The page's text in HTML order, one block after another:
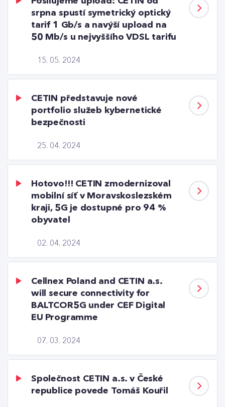
15. 05. 2024
srpna spustí symetrický optický
tarif 1 Gb/s a navýší upload na
50 Mb/s u nejvyššího VDSL tarifu
25. 04. 2024
CETIN představuje nové
portfolio služeb kybernetické
bezpečnosti
02. 04. 2024
Hotovo!!! CETIN zmodernizoval
mobilní síť v Moravskoslezském
kraji, 5G je dostupné pro 94 %
obyvatel
07. 03. 2024
Cellnex Poland and CETIN a.s.
will secure connectivity for
BALTCOR5G under CEF Digital
EU Programme
Společnost CETIN a.s. v České
republice povede Tomáš Kouřil